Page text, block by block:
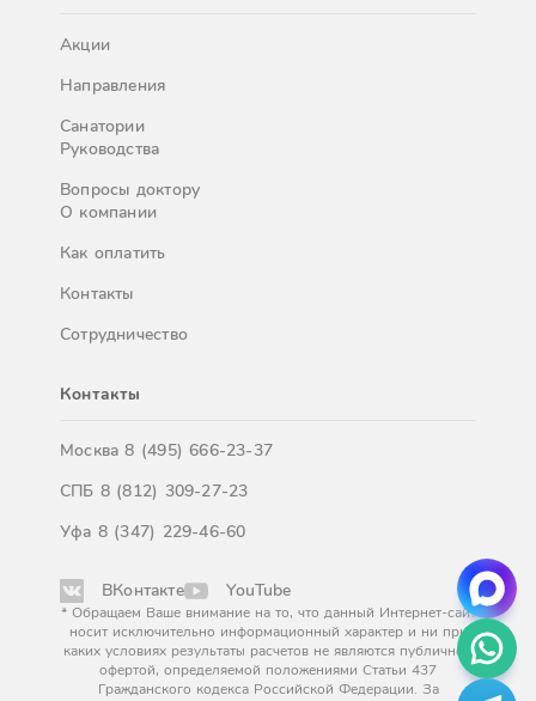
Акции
Направления
Санатории
Руководства
Вопросы доктору
О компании
Как оплатить
Контакты
Сотрудничество
Контакты
Москва8 (495) 666-23-37
СПБ 8 (812) 309-27-23
Уфа 8 (347) 229-46-60
ВКонтакте YouTube
* Обращаем Ваше внимание на то, что данный Интернет-сайт
носит исключительно информационный характер и ни при
каких условиях результаты расчетов не являются публичной
офертой, определяемой положениями Статьи 437
Гражданского кодекса Российской Федерации. За